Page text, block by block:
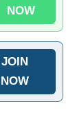
NOW
JOIN
NOW